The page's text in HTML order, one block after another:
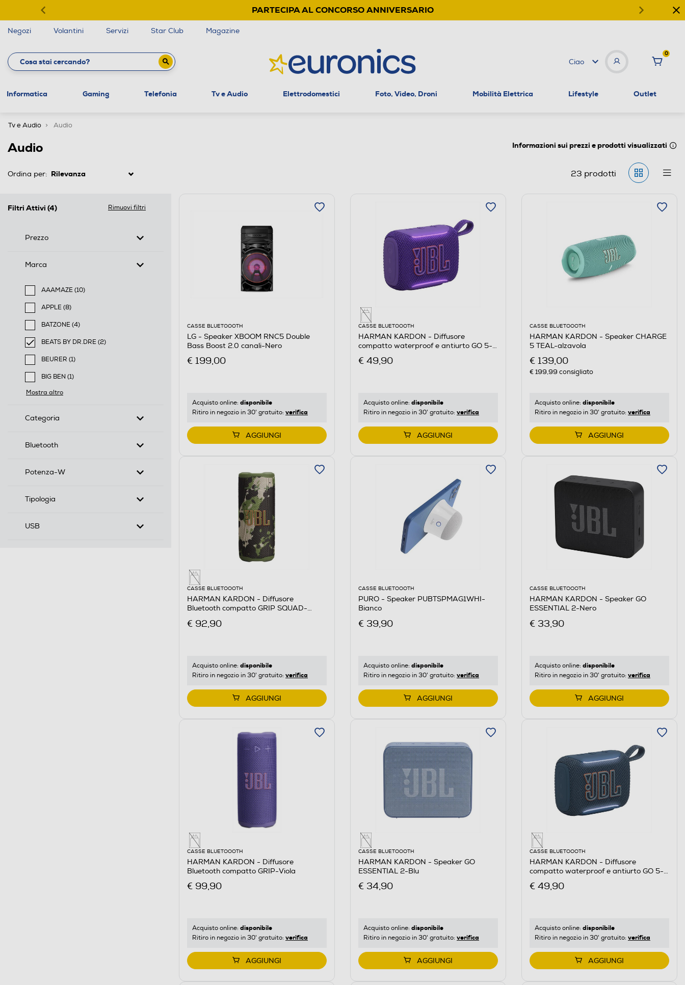
PARTECIPA AL CONCORSO ANNIVERSARIO
Negozi Volantini Servizi Star Club Magazine
Ciao
0
Informatica Gaming Telefonia Tv e Audio Elettrodomestici Foto, Video, Droni Mobilità Elettrica Lifestyle Outlet
Tv e Audio Audio
Audio Informazioni sui prezzi e prodotti visualizzati
Ordina per: 23 prodotti
Filtri Attivi (4) Rimuovi filtri
Prezzo
Marca
AAAMAZE (10)
Filtra per Marca: AAAMAZE
APPLE (8)
Filtra per Marca: APPLE
BATZONE (4)
Filtra per Marca: BATZONE
BEATS BY DR.DRE (2)
selected Filtro applicato per Marca: BEATS BY DR.DRE
BEURER (1)
Filtra per Marca: BEURER
BIG BEN (1)
Filtra per Marca: BIG BEN
Mostra altro
Categoria
Bluetooth
Potenza-W
Tipologia
USB
CASSE BLUETOOOTH
LG - Speaker XBOOM RNC5 Double
Bass Boost 2.0 canali-Nero
€ 199,00
Acquisto online: disponibile
Ritiro in negozio in 30' gratuito: verifica
AGGIUNGI
CASSE BLUETOOOTH
HARMAN KARDON - Diffusore
compatto waterproof e antiurto GO 5-
€ 49,90
Acquisto online: disponibile
Ritiro in negozio in 30' gratuito: verifica
AGGIUNGI
CASSE BLUETOOOTH
HARMAN KARDON - Speaker CHARGE
5 TEAL-alzavola
€ 139,00
€ 199,99 consigliato
Acquisto online: disponibile
Ritiro in negozio in 30' gratuito: verifica
AGGIUNGI
CASSE BLUETOOOTH
HARMAN KARDON - Diffusore
Bluetooth compatto GRIP SQUAD-
€ 92,90
Acquisto online: disponibile
Ritiro in negozio in 30' gratuito: verifica
AGGIUNGI
CASSE BLUETOOOTH
PURO - Speaker PUBTSPMAG1WHI-
Bianco
€ 39,90
Acquisto online: disponibile
Ritiro in negozio in 30' gratuito: verifica
AGGIUNGI
CASSE BLUETOOOTH
HARMAN KARDON - Speaker GO
ESSENTIAL 2-Nero
€ 33,90
Acquisto online: disponibile
Ritiro in negozio in 30' gratuito: verifica
AGGIUNGI
CASSE BLUETOOOTH
HARMAN KARDON - Diffusore
Bluetooth compatto GRIP-Viola
€ 99,90
Acquisto online: disponibile
Ritiro in negozio in 30' gratuito: verifica
AGGIUNGI
CASSE BLUETOOOTH
HARMAN KARDON - Speaker GO
ESSENTIAL 2-Blu
€ 34,90
Acquisto online: disponibile
Ritiro in negozio in 30' gratuito: verifica
AGGIUNGI
CASSE BLUETOOOTH
HARMAN KARDON - Diffusore
compatto waterproof e antiurto GO 5-
€ 49,90
Acquisto online: disponibile
Ritiro in negozio in 30' gratuito: verifica
AGGIUNGI